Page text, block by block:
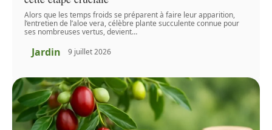
Alors que les temps froids se préparent à faire leur apparition,
l’entretien de l’aloe vera, célèbre plante succulente connue pour
ses nombreuses vertus, devient…
Jardin 9 juillet 2026